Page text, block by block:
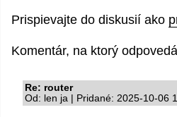
Prispievajte do diskusií ako
Komentár, na ktorý
Re: router
Od: len ja | Pridané: 2025-10-06